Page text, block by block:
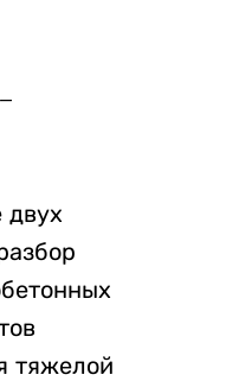
двух
тяжелой